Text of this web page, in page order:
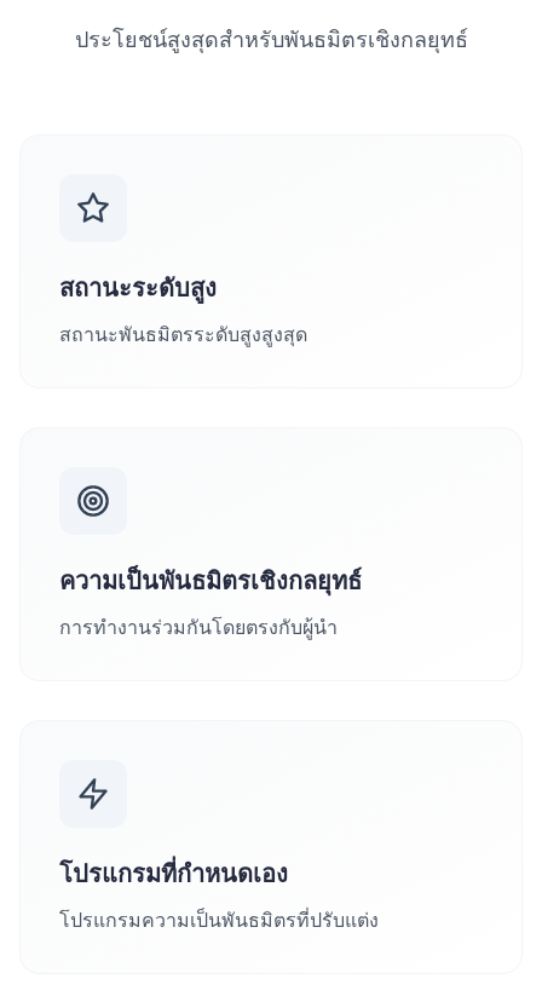
ประโยชน์สูงสุดสำหรับพันธมิตรเชิงกลยุทธ์
สถานะระดับสูง
สถานะพันธมิตรระดับสูงสูงสุด
ความเป็นพันธมิตรเชิงกลยุทธ์
การทำงานร่วมกันโดยตรงกับผู้นำ
โปรแกรมที่กำหนดเอง
โปรแกรมความเป็นพันธมิตรที่ปรับแต่ง